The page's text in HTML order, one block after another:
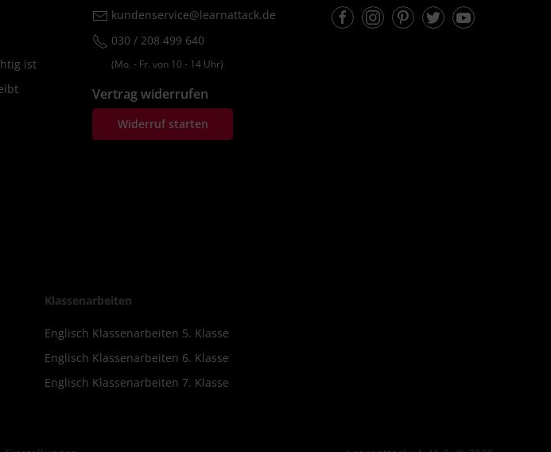
ist
kundenservice@learnattack.de
030 / 208 499 640
(Mo. ‐ Fr. von 10 ‐ 14 Uhr)
Vertrag widerrufen
Widerruf starten
FacebookInstagramPinterestTwitterYoutube
Klassenarbeiten
Englisch Klassenarbeiten 5. Klasse
Englisch Klassenarbeiten 6. Klasse
Englisch Klassenarbeiten 7. Klasse